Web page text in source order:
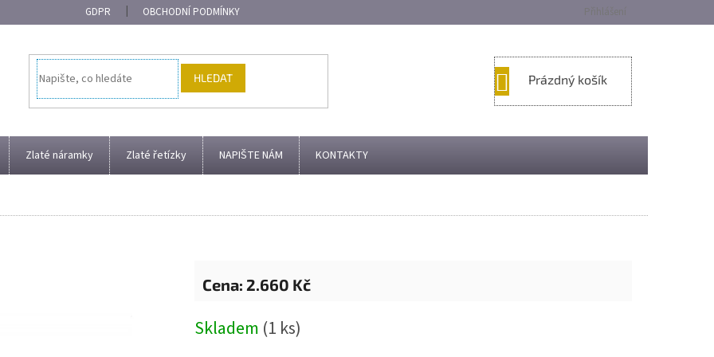
GDPR OBCHODNÍ PODMÍNKY Přihlášení
HLEDAT
KOŠÍK
Prázdný košík
Zlaté náramky Zlaté řetízky NAPIŠTE NÁM KONTAKTY
2.660 Kč
cena:
Skladem (1 ks)